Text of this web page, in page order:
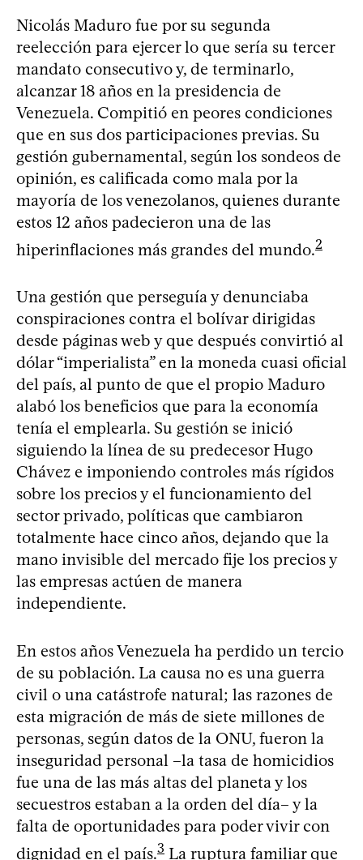
Nicolás Maduro fue por su segunda
reelección para ejercer lo que sería su tercer
mandato consecutivo y, de terminarlo,
alcanzar 18 años en la presidencia de
Venezuela. Compitió en peores condiciones
que en sus dos participaciones previas. Su
gestión gubernamental, según los sondeos de
opinión, es calificada como mala por la
mayoría de los venezolanos, quienes durante
estos 12 años padecieron una de las
hiperinflaciones más grandes del mundo.2
Una gestión que perseguía y denunciaba
conspiraciones contra el bolívar dirigidas
desde páginas web y que después convirtió al
dólar “imperialista” en la moneda cuasi oficial
del país, al punto de que el propio Maduro
alabó los beneficios que para la economía
tenía el emplearla. Su gestión se inició
siguiendo la línea de su predecesor Hugo
Chávez e imponiendo controles más rígidos
sobre los precios y el funcionamiento del
sector privado, políticas que cambiaron
totalmente hace cinco años, dejando que la
mano invisible del mercado fije los precios y
las empresas actúen de manera
independiente.
En estos años Venezuela ha perdido un tercio
de su población. La causa no es una guerra
civil o una catástrofe natural; las razones de
esta migración de más de siete millones de
personas, según datos de la ONU, fueron la
inseguridad personal –la tasa de homicidios
fue una de las más altas del planeta y los
secuestros estaban a la orden del día– y la
falta de oportunidades para poder vivir con
dignidad en el país.3 La ruptura familiar que